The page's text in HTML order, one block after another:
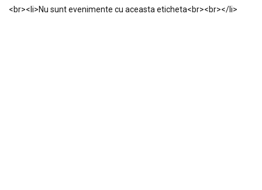
<br><li>Nu sunt evenimente cu aceasta eticheta<br><br></li>